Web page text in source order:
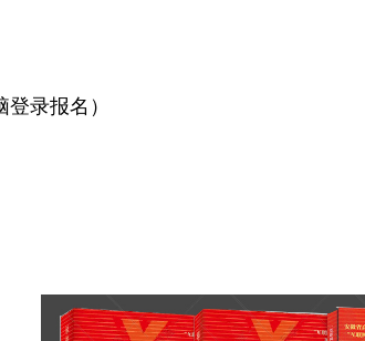
登录报名）